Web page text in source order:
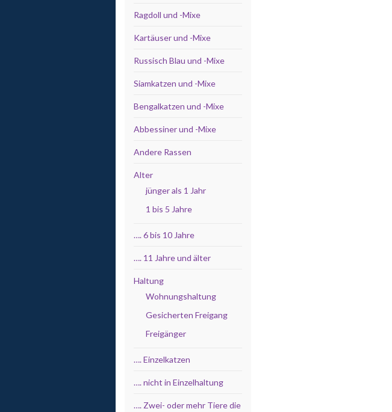
Ragdoll und -Mixe
Kartäuser und -Mixe
Russisch Blau und -Mixe
Siamkatzen und -Mixe
Bengalkatzen und -Mixe
Abbessiner und -Mixe
Andere Rassen
Alter
jünger als 1 Jahr
1 bis 5 Jahre
…. 6 bis 10 Jahre
…. 11 Jahre und älter
Haltung
Wohnungshaltung
Gesicherten Freigang
Freigänger
…. Einzelkatzen
…. nicht in Einzelhaltung
…. Zwei- oder mehr Tiere die